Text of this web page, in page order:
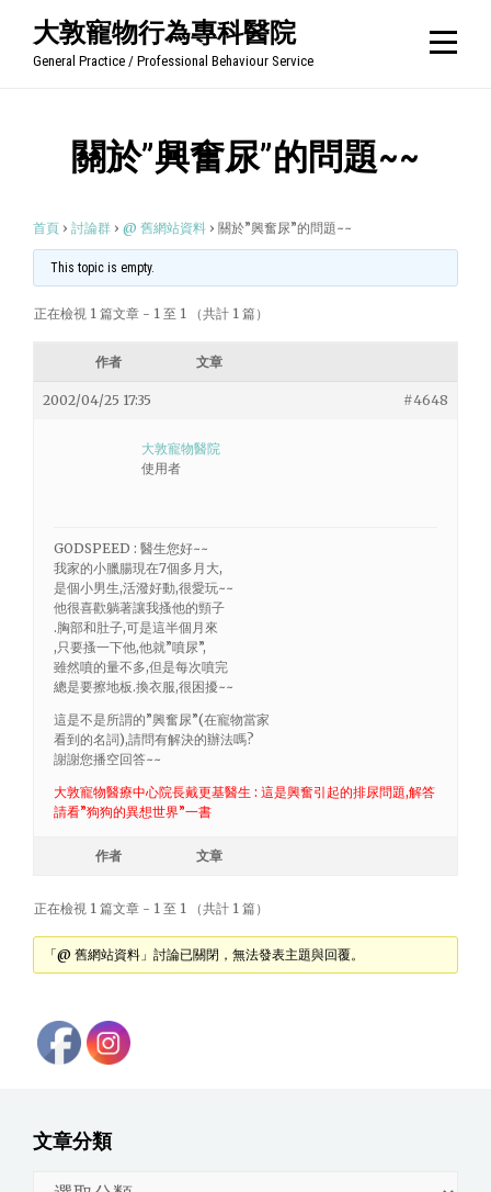
大敦寵物行為專科醫院
General Practice / Professional Behaviour Service
關於”興奮尿”的問題~~
首頁 › 討論群 › @ 舊網站資料 › 關於”興奮尿”的問題~~
This topic is empty.
正在檢視 1 篇文章 - 1 至 1 （共計 1 篇）
作者 文章
2002/04/25 17:35 #4648
大敦寵物醫院
使用者
GODSPEED : 醫生您好~~
我家的小臘腸現在7個多月大,
是個小男生,活潑好動,很愛玩~~
他很喜歡躺著讓我搔他的頸子
.胸部和肚子,可是這半個月來
,只要搔一下他,他就”噴尿”,
雖然噴的量不多,但是每次噴完
總是要擦地板.換衣服,很困擾~~
這是不是所謂的”興奮尿”(在寵物當家
看到的名詞),請問有解決的辦法嗎?
謝謝您播空回答~~
大敦寵物醫療中心院長戴更基醫生 : 這是興奮引起的排尿問題,解答
請看”狗狗的異想世界”一書
作者 文章
正在檢視 1 篇文章 - 1 至 1 （共計 1 篇）
「@ 舊網站資料」討論已關閉，無法發表主題與回覆。
文章分類